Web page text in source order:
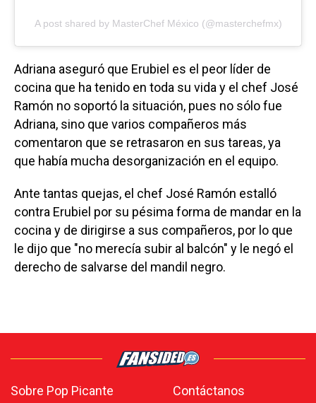
A post shared by MasterChef México (@masterchefmx)
Adriana aseguró que Erubiel es el peor líder de
cocina que ha tenido en toda su vida y el chef José
Ramón no soportó la situación, pues no sólo fue
Adriana, sino que varios compañeros más
comentaron que se retrasaron en sus tareas, ya
que había mucha desorganización en el equipo.
Ante tantas quejas, el chef José Ramón estalló
contra Erubiel por su pésima forma de mandar en la
cocina y de dirigirse a sus compañeros, por lo que
le dijo que "no merecía subir al balcón" y le negó el
derecho de salvarse del mandil negro.
Sobre Pop Picante Contáctanos